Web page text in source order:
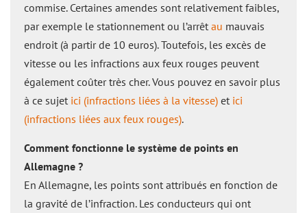
commise. Certaines amendes sont relativement faibles,
par exemple le stationnement ou l’arrêt au mauvais
endroit (à partir de 10 euros). Toutefois, les excès de
vitesse ou les infractions aux feux rouges peuvent
également coûter très cher. Vous pouvez en savoir plus
à ce sujet ici (infractions liées à la vitesse) et ici
(infractions liées aux feux rouges).
Comment fonctionne le système de points en
Allemagne ?
En Allemagne, les points sont attribués en fonction de
la gravité de l’infraction. Les conducteurs qui ont